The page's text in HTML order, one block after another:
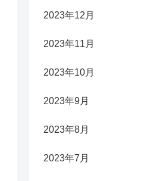
2023年12月
2023年11月
2023年10月
2023年9月
2023年8月
2023年7月